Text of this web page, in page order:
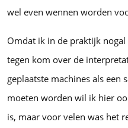
wel even wennen worden
Omdat ik in de praktijk
tegen kom over de
geplaatste machines als een
moeten worden wil ik hier
is, maar voor velen was het